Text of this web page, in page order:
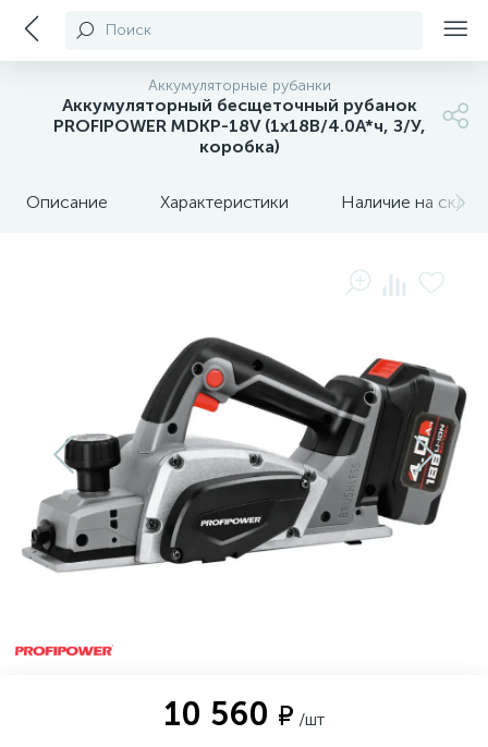
Поиск
Аккумуляторные рубанки
Аккумуляторный бесщеточный рубанок
PROFIPOWER MDKP-18V (1х18В/4.0А*ч, З/У,
коробка)
Описание Характеристики Наличие на
10 560 ₽ /шт